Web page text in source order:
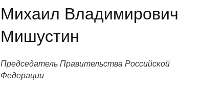
Михаил Владимирович
Мишустин
Председатель Правительства Российской
Федерации